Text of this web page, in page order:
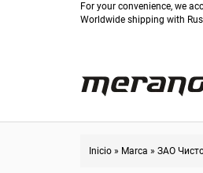
For your convenience, we
Worldwide shipping with
Inicio » Marca » ЗАО